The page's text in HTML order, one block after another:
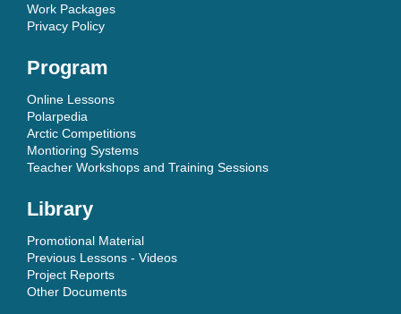
Work Packages
Privacy Policy
Program
Online Lessons
Polarpedia
Arctic Competitions
Montioring Systems
Teacher Workshops and Training Sessions
Library
Promotional Material
Previous Lessons - Videos
Project Reports
Other Documents